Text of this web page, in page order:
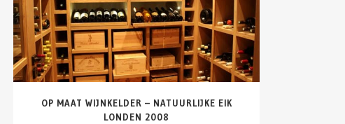
DETAILS ZIEN
OP MAAT WIJNKELDER – NATUURLIJKE EIK
LONDEN 2008